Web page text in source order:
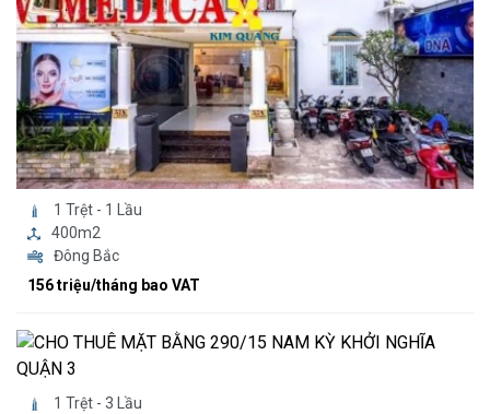
1 Trệt - 1 Lầu
400m2
Đông Bắc
156 triệu/tháng bao VAT
1 Trệt - 3 Lầu